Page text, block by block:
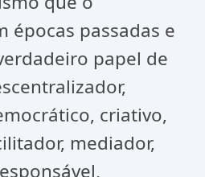
épocas passadas e
papel de
criativo,
mediador,